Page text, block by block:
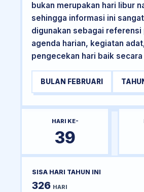
bukan merupakan hari libur
sehingga informasi ini
digunakan sebagai referensi
agenda harian, kegiatan
pengecekan hari baik
BULAN FEBRUARI
HARI KE-
39
SISA HARI TAHUN INI
326 HARI